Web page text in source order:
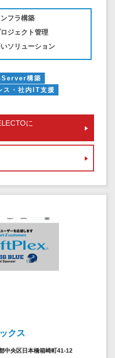
ステム>
ステム>
子カルテ>
理システム>
管理システム>
ステム>
向け
サービス>
ムページ制作>
理アプリ>
ステム>
特化型
システム>
ツール>
証明書サ
ス
タセンタ
ウド基盤
ーニング
ル
ウドバッ
ップ
スクトップ
管理ツー
フラ構築
ジェクト管理
ソリューション
構築
ス・社内IT支援
に
クス
中央区日本橋箱崎町41-12